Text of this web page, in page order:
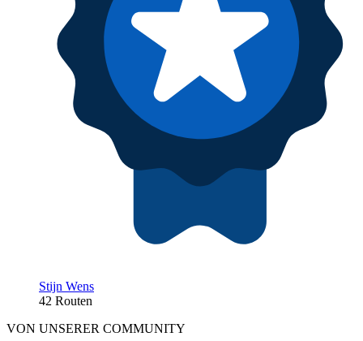
Stijn Wens
42 Routen
VON UNSERER COMMUNITY